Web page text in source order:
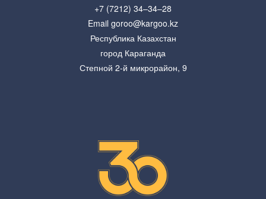
+7 (7212) 34–34–28
Email goroo@kargoo.kz
Республика Казахстан
город Караганда
Степной 2-й микрорайон, 9